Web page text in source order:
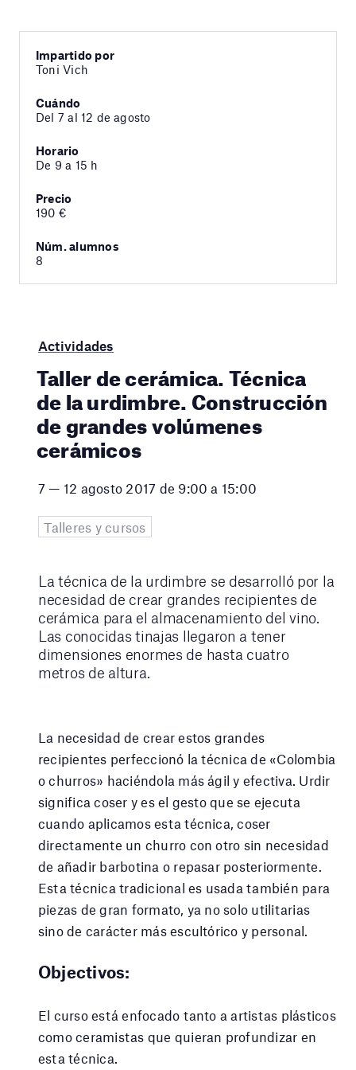
Impartido por
Toni Vich
Cuándo
Del 7 al 12 de agosto
Horario
De 9 a 15 h
Precio
190 €
Núm. alumnos
8
Actividades
Taller de cerámica. Técnica
de la urdimbre. Construcción
de grandes volúmenes
cerámicos
7 — 12 agosto 2017 de 9:00 a 15:00
Talleres y cursos
La técnica de la urdimbre se desarrolló por la
necesidad de crear grandes recipientes de
cerámica para el almacenamiento del vino.
Las conocidas tinajas llegaron a tener
dimensiones enormes de hasta cuatro
metros de altura.
La necesidad de crear estos grandes
recipientes perfeccionó la técnica de «Colombia
o churros» haciéndola más ágil y efectiva. Urdir
significa coser y es el gesto que se ejecuta
cuando aplicamos esta técnica, coser
directamente un churro con otro sin necesidad
de añadir barbotina o repasar posteriormente.
Esta técnica tradicional es usada también para
piezas de gran formato, ya no solo utilitarias
sino de carácter más escultórico y personal.
Objectivos:
El curso está enfocado tanto a artistas plásticos
como ceramistas que quieran profundizar en
esta técnica.